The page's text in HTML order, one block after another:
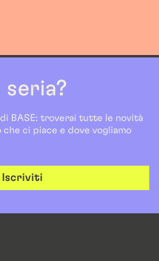
seria?
BASE: troverai tutte le novità
ci piace e dove vogliamo
Iscriviti